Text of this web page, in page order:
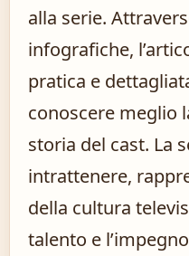
alla serie.
infografiche,
pratica e
conoscere meglio
storia del cast. La
intrattenere,
della cultura
talento e